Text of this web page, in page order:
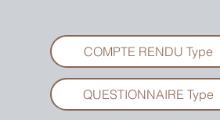
COMPTE RENDU Type
QUESTIONNAIRE Type